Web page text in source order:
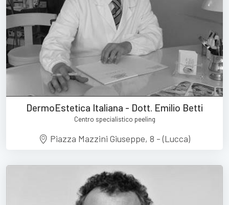
DermoEstetica Italiana - Dott. Emilio Betti
Centro specialistico peeling
Piazza Mazzini Giuseppe, 8 - (Lucca)